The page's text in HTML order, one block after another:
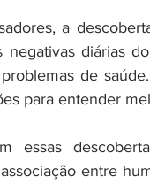
a
negativas diárias
de
para entender
essas
entre